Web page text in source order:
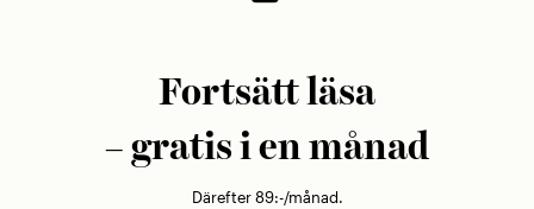
Fortsätt läsa
– gratis i en månad
Därefter 89:-/månad.